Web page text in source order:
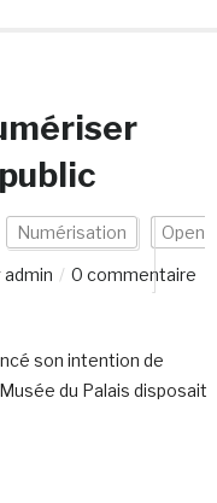
Numérisation Open
admin 0 commentaire
son intention de
du Palais disposait